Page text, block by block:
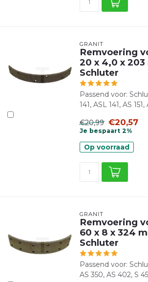
GRANIT
Remvoering
20 x 4,0 x
Schluter
Passend voor:
141, ASL 141, AS 151,
€20,99 €20,57
Je bespaart 2%
Op voorraad
GRANIT
Remvoering
60 x 8 x 324
Schluter
Passend voor:
AS 350, AS 402, S